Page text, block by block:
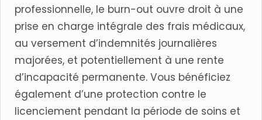
professionnelle, le burn-out ouvre droit à une
prise en charge intégrale des frais médicaux,
au versement d’indemnités journalières
majorées, et potentiellement à une rente
d’incapacité permanente. Vous bénéficiez
également d’une protection contre le
licenciement pendant la période de soins et